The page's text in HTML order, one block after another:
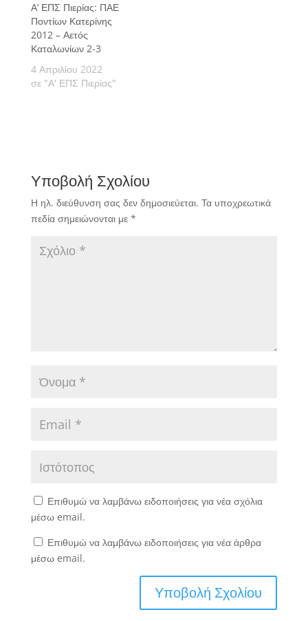
Α’ ΕΠΣ Πιερίας: ΠΑΕ
Ποντίων Κατερίνης
2012 – Αετός
Καταλωνίων 2-3
4 Απριλίου 2022
σε "Α' ΕΠΣ Πιερίας"
Υποβολή Σχολίου
Η ηλ. διεύθυνση σας δεν δημοσιεύεται. Τα υποχρεωτικά
πεδία σημειώνονται με *
Επιθυμώ να λαμβάνω ειδοποιήσεις για νέα σχόλια
μέσω email.
Επιθυμώ να λαμβάνω ειδοποιήσεις για νέα άρθρα
μέσω email.